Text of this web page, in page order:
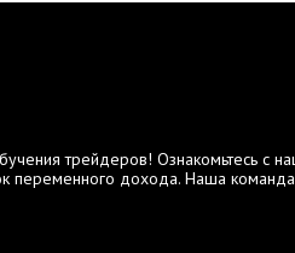
трейдеров! Ознакомьтесь с
переменного дохода. Наша